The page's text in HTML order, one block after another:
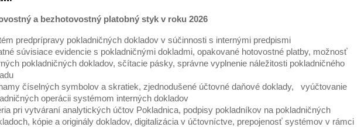
a bezhotovostný platobný styk v roku 2026
predprípravy pokladničných dokladov v súčinnosti s internými predpismi
súvisiace evidencie s pokladničnými dokladmi, opakované hotovostné platby, možnosť
pokladničných dokladov, sčítacie pásky, správne vyplnenie náležitosti pokladničného
číselných symbolov a skratiek, zjednodušené účtovné daňové doklady, vyúčtovanie
operácii systémom interných dokladov
pri vytváraní analytických účtov Pokladnica, podpisy pokladníkov na pokladničných
kópie a originály dokladov, digitalizácia v účtovníctve, prepojenosť systémov v rámci